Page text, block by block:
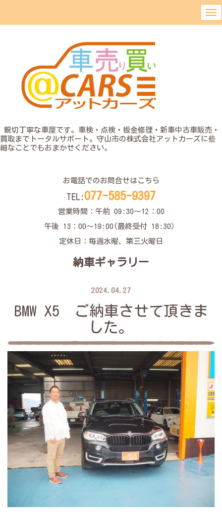
親切丁寧な車屋です。車検・点検・板金修理・新車中古車販売・
買取までトータルサポート。守山市の株式会社アットカーズに些
細なことでもおまかせください。
お電話でのお問合せはこちら
TEL: 077-585-9397
営業時間：午前 09:30〜12：00
午後 13：00～19:00(最終受付 18:30）
定休日：毎週水曜、第三火曜日
納車ギャラリー
2024.04.27
BMW X5 ご納車させて頂きま
した。